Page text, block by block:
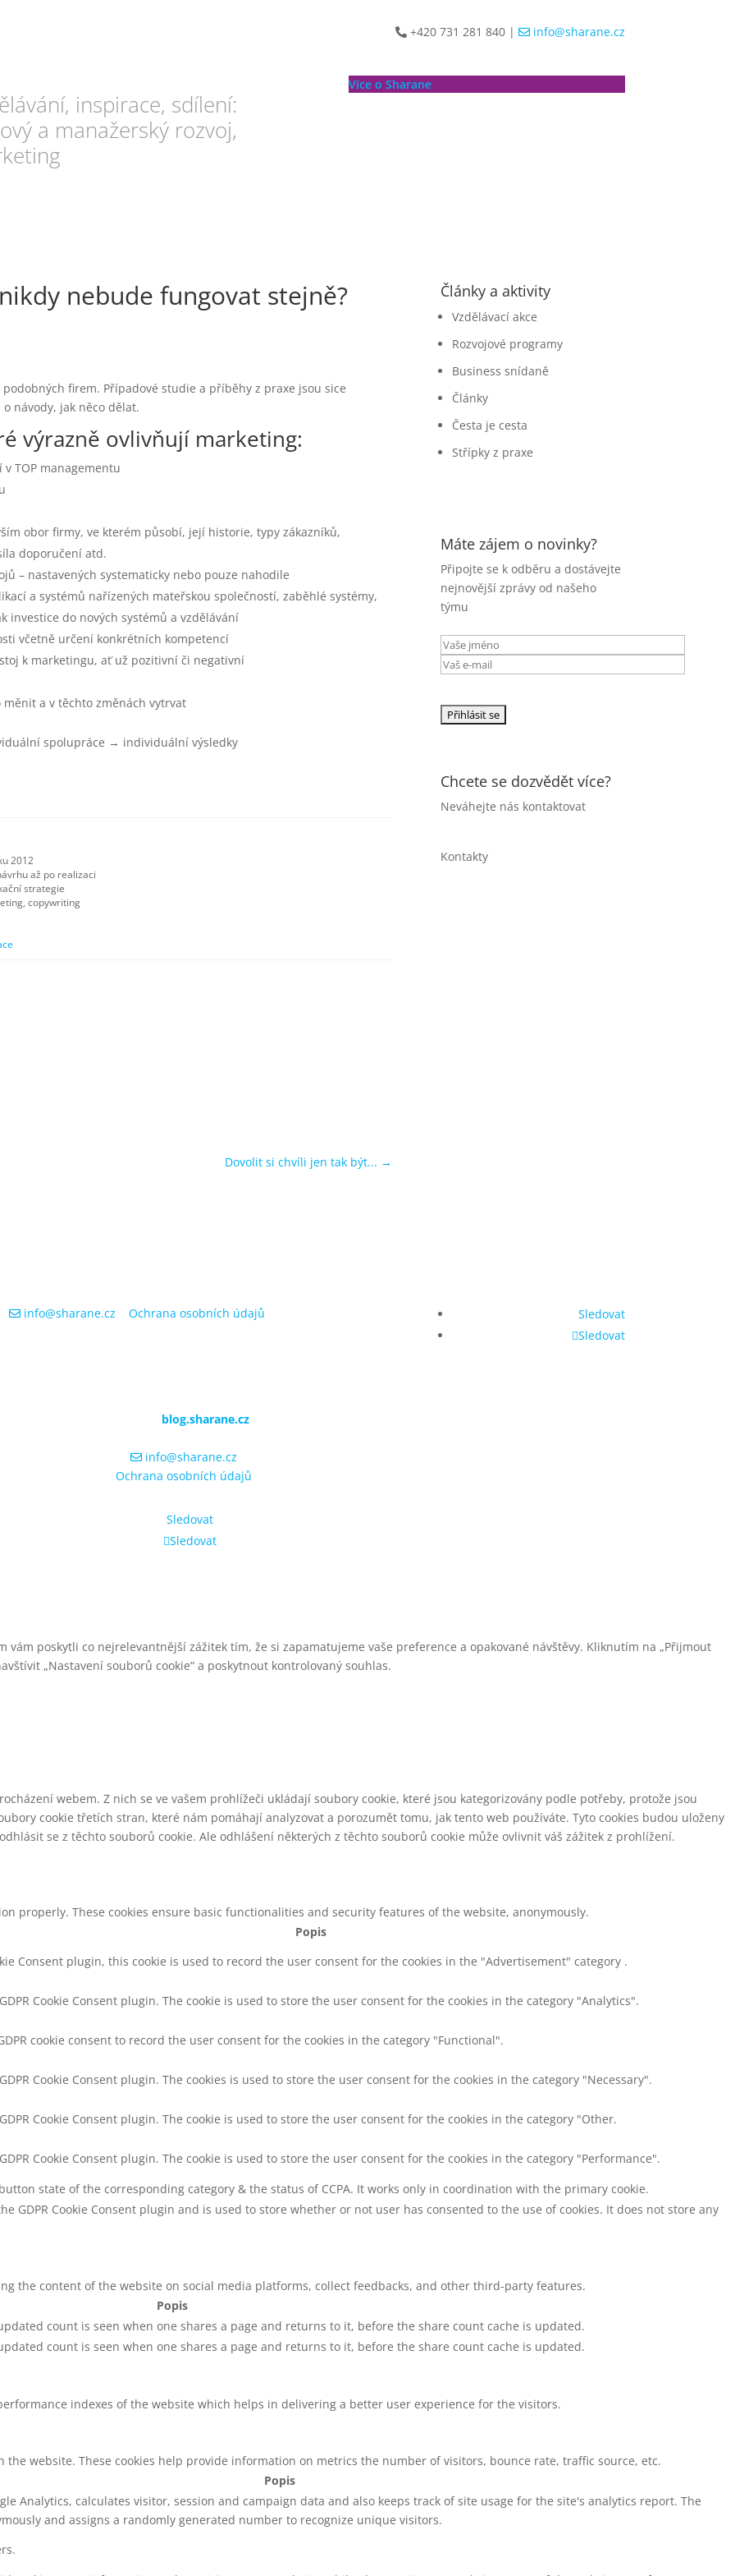
+420 731 281 840| info@sharane.cz
inspirace, sdílení:
a manažerský rozvoj,
Více o Sharane
nebude fungovat stejně?
firem. Případové studie a příběhy z praxe jsou sice
návody, jak něco dělat.
výrazně ovlivňují marketing:
TOP managementu
obor firmy, ve kterém působí, její historie, typy zákazníků,
doporučení atd.
– nastavených systematicky nebo pouze nahodile
a systémů nařízených mateřskou společností, zaběhlé systémy,
investice do nových systémů a vzdělávání
včetně určení konkrétních kompetencí
k marketingu, ať už pozitivní či negativní
a v těchto změnách vytrvat
spolupráce → individuální výsledky
2012
až po realizaci
strategie
copywriting
Dovolit si chvíli jen tak být... →
Články a aktivity
Vzdělávací akce
Rozvojové programy
Business snídaně
Články
Česta je cesta
Střípky z praxe
Máte zájem o novinky?
Připojte se k odběru a dostávejte
nejnovější zprávy od našeho
týmu
Chcete se dozvědět více?
Neváhejte nás kontaktovat
Kontakty
info@sharane.cz Ochrana osobních údajů
Sledovat
Sledovat
blog.sharane.cz
info@sharane.cz
Ochrana osobních údajů
Sledovat
Sledovat
vám poskytli co nejrelevantnější zážitek tím, že si zapamatujeme vaše preference a opakované návštěvy. Kliknutím na „Přijmout
„Nastavení souborů cookie“ a poskytnout kontrolovaný souhlas.
webem. Z nich se ve vašem prohlížeči ukládají soubory cookie, které jsou kategorizovány podle potřeby, protože jsou
cookie třetích stran, které nám pomáhají analyzovat a porozumět tomu, jak tento web používáte. Tyto cookies budou uloženy
se z těchto souborů cookie. Ale odhlášení některých z těchto souborů cookie může ovlivnit váš zážitek z prohlížení.
properly. These cookies ensure basic functionalities and security features of the website, anonymously.
Popis
Consent plugin, this cookie is used to record the user consent for the cookies in the "Advertisement" category .
Cookie Consent plugin. The cookie is used to store the user consent for the cookies in the category "Analytics".
cookie consent to record the user consent for the cookies in the category "Functional".
Cookie Consent plugin. The cookies is used to store the user consent for the cookies in the category "Necessary".
Cookie Consent plugin. The cookie is used to store the user consent for the cookies in the category "Other.
Cookie Consent plugin. The cookie is used to store the user consent for the cookies in the category "Performance".
state of the corresponding category & the status of CCPA. It works only in coordination with the primary cookie.
GDPR Cookie Consent plugin and is used to store whether or not user has consented to the use of cookies. It does not store any
the content of the website on social media platforms, collect feedbacks, and other third-party features.
Popis
count is seen when one shares a page and returns to it, before the share count cache is updated.
count is seen when one shares a page and returns to it, before the share count cache is updated.
indexes of the website which helps in delivering a better user experience for the visitors.
website. These cookies help provide information on metrics the number of visitors, bounce rate, traffic source, etc.
Popis
Analytics, calculates visitor, session and campaign data and also keeps track of site usage for the site's analytics report. The
and assigns a randomly generated number to recognize unique visitors.